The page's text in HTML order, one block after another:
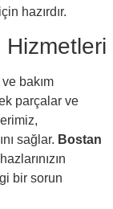
hazırdır.
bakım
parçalar ve
sağlar. Bostan
bir sorun